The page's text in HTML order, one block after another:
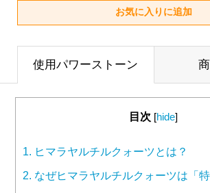
使用パワーストーン
目次 [hide]
1. ヒマラヤルチルクォーツとは？
2. なぜヒマラヤルチルクォーツは「